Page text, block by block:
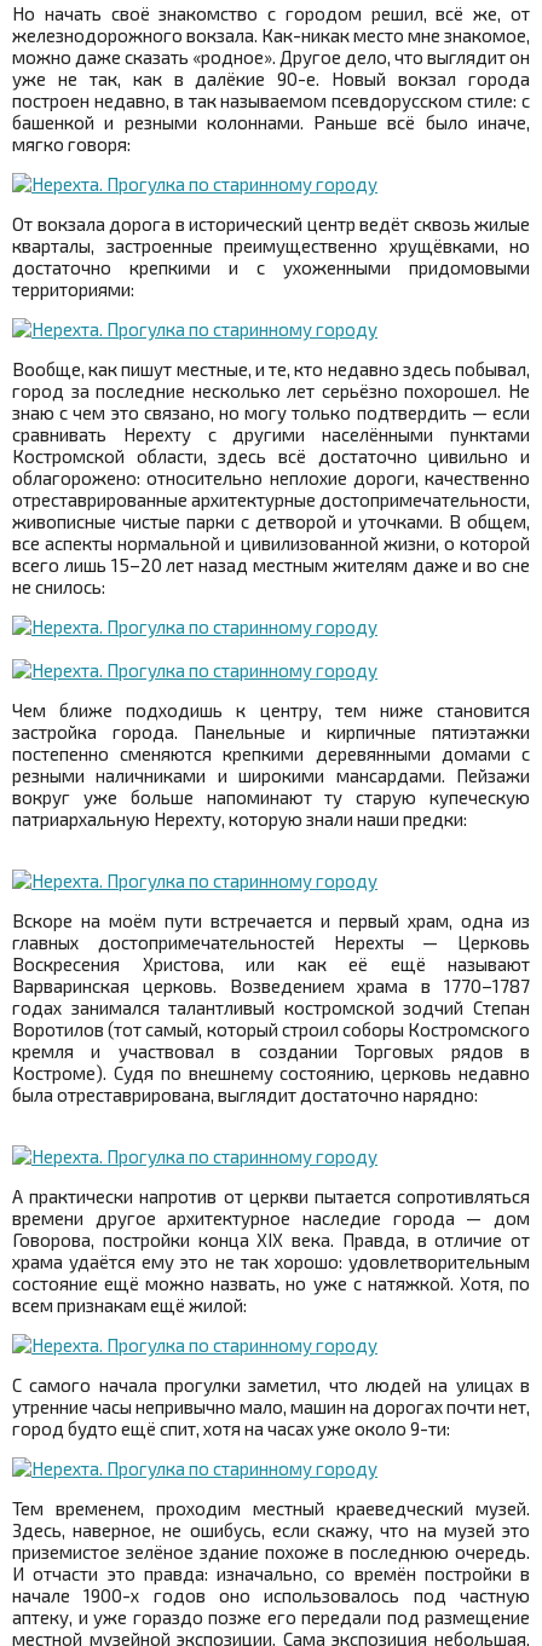
Но начать своё знакомство с городом решил, всё же, от
железнодорожного вокзала. Как-никак место мне знакомое,
можно даже сказать «родное». Другое дело, что выглядит он
уже не так, как в далёкие 90-е. Новый вокзал города
построен недавно, в так называемом псевдорусском стиле: с
башенкой и резными колоннами. Раньше всё было иначе,
мягко говоря:
От вокзала дорога в исторический центр ведёт сквозь жилые
кварталы, застроенные преимущественно хрущёвками, но
достаточно крепкими и с ухоженными придомовыми
территориями:
Вообще, как пишут местные, и те, кто недавно здесь побывал,
город за последние несколько лет серьёзно похорошел. Не
знаю с чем это связано, но могу только подтвердить — если
сравнивать Нерехту с другими населёнными пунктами
Костромской области, здесь всё достаточно цивильно и
облагорожено: относительно неплохие дороги, качественно
отреставрированные архитектурные достопримечательности,
живописные чистые парки с детворой и уточками. В общем,
все аспекты нормальной и цивилизованной жизни, о которой
всего лишь 15–20 лет назад местным жителям даже и во сне
не снилось:
Чем ближе подходишь к центру, тем ниже становится
застройка города. Панельные и кирпичные пятиэтажки
постепенно сменяются крепкими деревянными домами с
резными наличниками и широкими мансардами. Пейзажи
вокруг уже больше напоминают ту старую купеческую
патриархальную Нерехту, которую знали наши предки:
Вскоре на моём пути встречается и первый храм, одна из
главных достопримечательностей Нерехты — Церковь
Воскресения Христова, или как её ещё называют
Варваринская церковь. Возведением храма в 1770–1787
годах занимался талантливый костромской зодчий Степан
Воротилов (тот самый, который строил соборы Костромского
кремля и участвовал в создании Торговых рядов в
Костроме). Судя по внешнему состоянию, церковь недавно
была отреставрирована, выглядит достаточно нарядно:
А практически напротив от церкви пытается сопротивляться
времени другое архитектурное наследие города — дом
Говорова, постройки конца XIX века. Правда, в отличие от
храма удаётся ему это не так хорошо: удовлетворительным
состояние ещё можно назвать, но уже с натяжкой. Хотя, по
всем признакам ещё жилой:
С самого начала прогулки заметил, что людей на улицах в
утренние часы непривычно мало, машин на дорогах почти нет,
город будто ещё спит, хотя на часах уже около 9-ти:
Тем временем, проходим местный краеведческий музей.
Здесь, наверное, не ошибусь, если скажу, что на музей это
приземистое зелёное здание похоже в последнюю очередь.
И отчасти это правда: изначально, со времён постройки в
начале 1900-х годов оно использовалось под частную
аптеку, и уже гораздо позже его передали под размещение
местной музейной экспозиции. Сама экспозиция небольшая,